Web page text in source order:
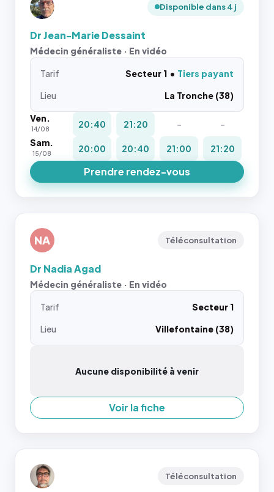
Disponible dans 4 j
Dr Jean-Marie Dessaint
Médecin généraliste · En vidéo
Tarif Secteur 1
Tiers payant
Lieu
La Tronche (38)
Ven.
14/08 20:40 21:20 -
-
Sam.
15/08 20:00 20:40 21:00 21:20
Prendre rendez-vous
NA Téléconsultation
Dr Nadia Agad
Médecin généraliste · En vidéo
Tarif
Secteur 1
Lieu
Villefontaine (38)
Aucune disponibilité à venir
Voir la fiche
Téléconsultation